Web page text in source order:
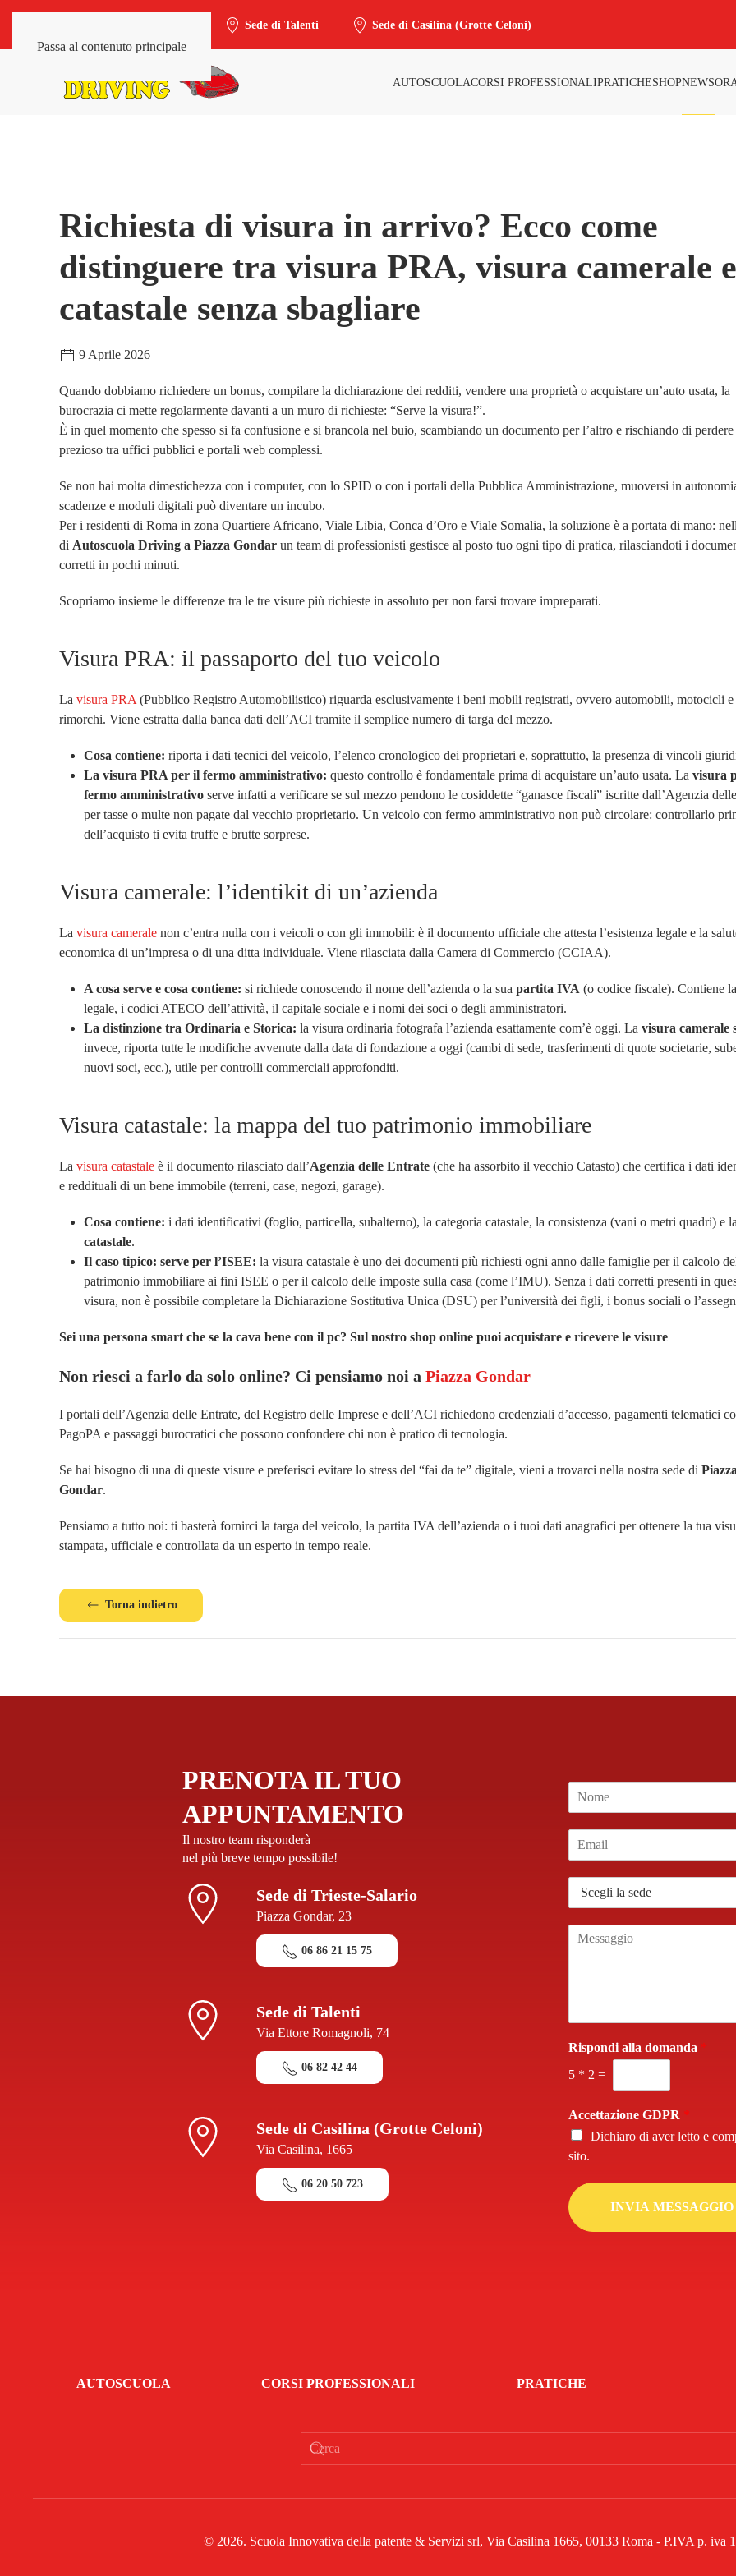
Passa al contenuto principale
Sede di Talenti Sede di Casilina (Grotte Celoni)
AUTOSCUOLACORSI PROFESSIONALIPRATICHESHOPNEWS
Richiesta di visura in arrivo? Ecco come
distinguere tra visura PRA, visura camerale e
catastale senza sbagliare
9 Aprile 2026
Quando dobbiamo richiedere un bonus, compilare la dichiarazione dei redditi, vendere una proprietà o acquistare un’auto usata, la
burocrazia ci mette regolarmente davanti a un muro di richieste: “Serve la visura!”.
È in quel momento che spesso si fa confusione e si brancola nel buio, scambiando un documento per l’altro e rischiando di
prezioso tra uffici pubblici e portali web complessi.
Se non hai molta dimestichezza con i computer, con lo SPID o con i portali della Pubblica Amministrazione, muoversi in
scadenze e moduli digitali può diventare un incubo.
Per i residenti di Roma in zona Quartiere Africano, Viale Libia, Conca d’Oro e Viale Somalia, la soluzione è a portata di mano:
di Autoscuola Driving a Piazza Gondar un team di professionisti gestisce al posto tuo ogni tipo di pratica, rilasciandoti i
corretti in pochi minuti.
Scopriamo insieme le differenze tra le tre visure più richieste in assoluto per non farsi trovare impreparati.
Visura PRA: il passaporto del tuo veicolo
La visura PRA (Pubblico Registro Automobilistico) riguarda esclusivamente i beni mobili registrati, ovvero automobili, motocicli e
rimorchi. Viene estratta dalla banca dati dell’ACI tramite il semplice numero di targa del mezzo.
Cosa contiene: riporta i dati tecnici del veicolo, l’elenco cronologico dei proprietari e, soprattutto, la presenza di vincoli
La visura PRA per il fermo amministrativo: questo controllo è fondamentale prima di acquistare un’auto usata. La visura
fermo amministrativo serve infatti a verificare se sul mezzo pendono le cosiddette “ganasce fiscali” iscritte dall’Agenzia
per tasse o multe non pagate dal vecchio proprietario. Un veicolo con fermo amministrativo non può circolare: controllarlo
dell’acquisto ti evita truffe e brutte sorprese.
Visura camerale: l’identikit di un’azienda
La visura camerale non c’entra nulla con i veicoli o con gli immobili: è il documento ufficiale che attesta l’esistenza legale e la
economica di un’impresa o di una ditta individuale. Viene rilasciata dalla Camera di Commercio (CCIAA).
A cosa serve e cosa contiene: si richiede conoscendo il nome dell’azienda o la sua partita IVA (o codice fiscale). Contiene
legale, i codici ATECO dell’attività, il capitale sociale e i nomi dei soci o degli amministratori.
La distinzione tra Ordinaria e Storica: la visura ordinaria fotografa l’azienda esattamente com’è oggi. La visura camerale
invece, riporta tutte le modifiche avvenute dalla data di fondazione a oggi (cambi di sede, trasferimenti di quote societarie,
nuovi soci, ecc.), utile per controlli commerciali approfonditi.
Visura catastale: la mappa del tuo patrimonio immobiliare
La visura catastale è il documento rilasciato dall’Agenzia delle Entrate (che ha assorbito il vecchio Catasto) che certifica i dati
e reddituali di un bene immobile (terreni, case, negozi, garage).
Cosa contiene: i dati identificativi (foglio, particella, subalterno), la categoria catastale, la consistenza (vani o metri quadri) e
catastale.
Il caso tipico: serve per l’ISEE: la visura catastale è uno dei documenti più richiesti ogni anno dalle famiglie per il calcolo
patrimonio immobiliare ai fini ISEE o per il calcolo delle imposte sulla casa (come l’IMU). Senza i dati corretti presenti in
visura, non è possibile completare la Dichiarazione Sostitutiva Unica (DSU) per l’università dei figli, i bonus sociali o
Sei una persona smart che se la cava bene con il pc? Sul nostro shop online puoi acquistare e ricevere le visure
Non riesci a farlo da solo online? Ci pensiamo noi a Piazza Gondar
I portali dell’Agenzia delle Entrate, del Registro delle Imprese e dell’ACI richiedono credenziali d’accesso, pagamenti telematici
PagoPA e passaggi burocratici che possono confondere chi non è pratico di tecnologia.
Se hai bisogno di una di queste visure e preferisci evitare lo stress del “fai da te” digitale, vieni a trovarci nella nostra sede di
Gondar.
Pensiamo a tutto noi: ti basterà fornirci la targa del veicolo, la partita IVA dell’azienda o i tuoi dati anagrafici per ottenere la tua
stampata, ufficiale e controllata da un esperto in tempo reale.
Torna indietro
PRENOTA IL TUO
APPUNTAMENTO
Il nostro team risponderà
nel più breve tempo possibile!
Sede di Trieste-Salario
Piazza Gondar, 23
06 86 21 15 75
Sede di Talenti
Via Ettore Romagnoli, 74
06 82 42 44
Sede di Casilina (Grotte Celoni)
Via Casilina, 1665
06 20 50 723
m
M
i
*
Rispondi alla domanda *
5 * 2 =
Accettazione GDPR *
Dichiaro di aver letto e
sito.
INVIA MESSAGGIO
AUTOSCUOLA CORSI PROFESSIONALI PRATICHE
© 2026. Scuola Innovativa della patente & Servizi srl, Via Casilina 1665, 00133 Roma - P.IVA p. iva